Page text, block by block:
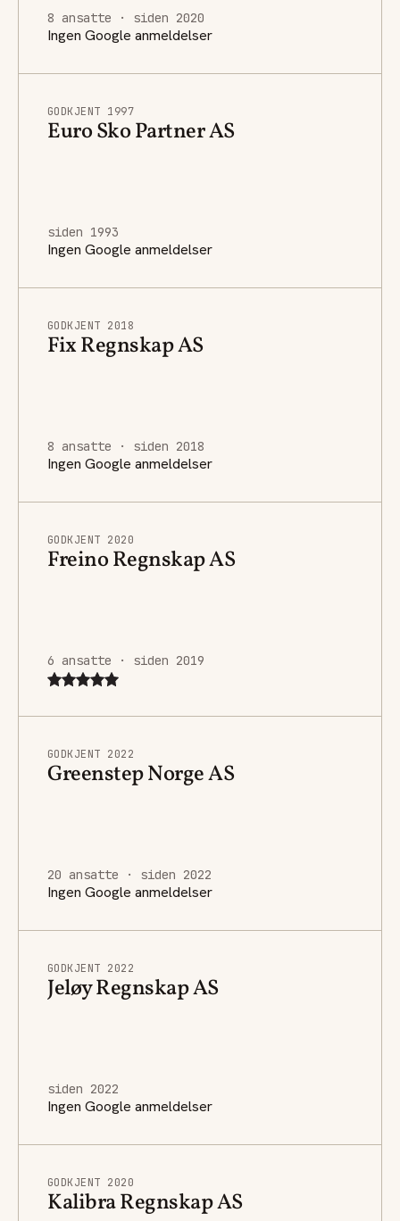
8 ansatte · siden 2020
Ingen Google anmeldelser
GODKJENT 1997
Euro Sko Partner AS
siden 1993
Ingen Google anmeldelser
GODKJENT 2018
Fix Regnskap AS
8 ansatte · siden 2018
Ingen Google anmeldelser
GODKJENT 2020
Freino Regnskap AS
6 ansatte · siden 2019
GODKJENT 2022
Greenstep Norge AS
20 ansatte · siden 2022
Ingen Google anmeldelser
GODKJENT 2022
Jeløy Regnskap AS
siden 2022
Ingen Google anmeldelser
GODKJENT 2020
Kalibra Regnskap AS